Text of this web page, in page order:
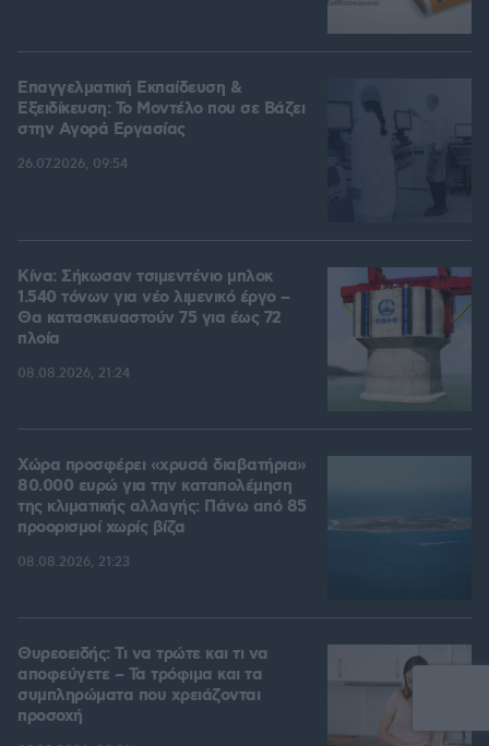
Επαγγελματική Εκπαίδευση &
Εξειδίκευση: Το Mοντέλο που σε Bάζει
στην Aγορά Eργασίας
26.07.2026, 09:54
Κίνα: Σήκωσαν τσιμεντένιο μπλοκ
1.540 τόνων για νέο λιμενικό έργο –
Θα κατασκευαστούν 75 για έως 72
πλοία
08.08.2026, 21:24
Χώρα προσφέρει «χρυσά διαβατήρια»
80.000 ευρώ για την καταπολέμηση
της κλιματικής αλλαγής: Πάνω από 85
προορισμοί χωρίς βίζα
08.08.2026, 21:23
Θυρεοειδής: Τι να τρώτε και τι να
αποφεύγετε – Τα τρόφιμα και τα
συμπληρώματα που χρειάζονται
προσοχή